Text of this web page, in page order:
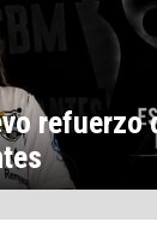
refuerzo